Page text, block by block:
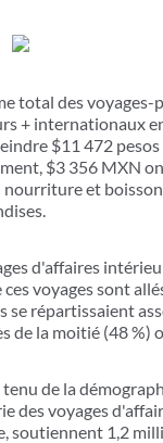
total des voyages-
+ internationaux
$11 472 pesos
$3 356 MXN
nourriture et
d'affaires
voyages sont
se répartissaient
de la moitié (48 %)
de la
des voyages
soutiennent 1,2